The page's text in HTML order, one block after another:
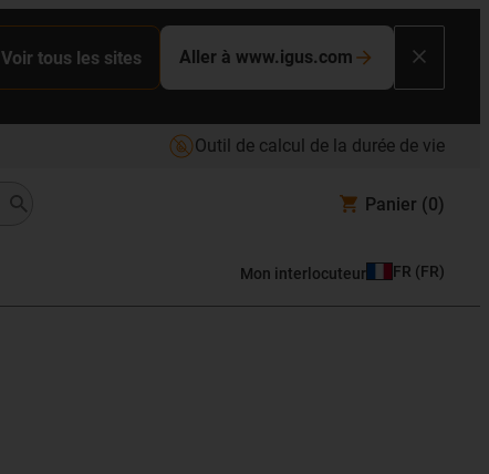
Voir tous les sites Aller à www.igus.com
Outil de calcul de la durée de vie
Panier (0)
Mon interlocuteur FR (FR)